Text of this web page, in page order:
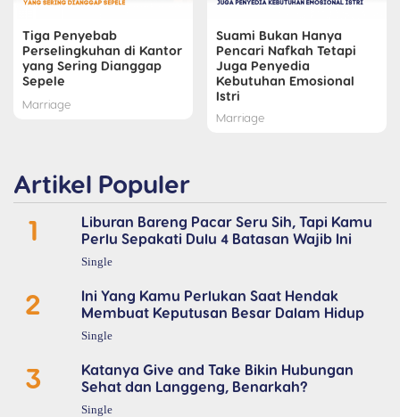
Tiga Penyebab
Perselingkuhan di Kantor
yang Sering Dianggap
Sepele
Marriage
Suami Bukan Hanya
Pencari Nafkah Tetapi
Juga Penyedia
Kebutuhan Emosional
Istri
Marriage
Artikel Populer
1
Liburan Bareng Pacar Seru Sih, Tapi Kamu
Perlu Sepakati Dulu 4 Batasan Wajib Ini
Single
2
Ini Yang Kamu Perlukan Saat Hendak
Membuat Keputusan Besar Dalam Hidup
Single
3
Katanya Give and Take Bikin Hubungan
Sehat dan Langgeng, Benarkah?
Single